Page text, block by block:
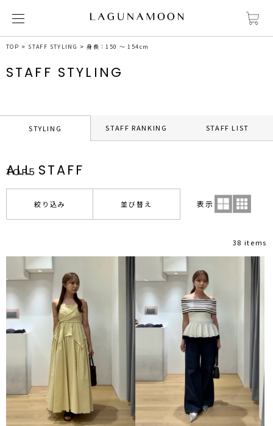
TOP STAFF STYLING 身長：150 ～ 154cm
STAFF STYLING
STYLING STAFF RANKING STAFF LIST
TOP5
ALL STAFF
絞り込み 並び替え 表示
38 items